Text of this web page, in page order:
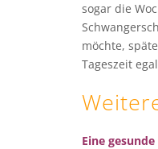
sogar die
möchte,
Tageszeit
Eine